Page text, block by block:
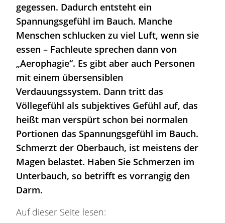
gegessen. Dadurch entsteht ein
Spannungsgefühl im Bauch. Manche
Menschen schlucken zu viel Luft, wenn sie
essen – Fachleute sprechen dann von
„Aerophagie“. Es gibt aber auch Personen
mit einem übersensiblen
Verdauungssystem. Dann tritt das
Völlegefühl als subjektives Gefühl auf, das
heißt man verspürt schon bei normalen
Portionen das Spannungsgefühl im Bauch.
Schmerzt der Oberbauch, ist meistens der
Magen belastet. Haben Sie Schmerzen im
Unterbauch, so betrifft es vorrangig den
Darm.
Auf dieser Seite lesen: